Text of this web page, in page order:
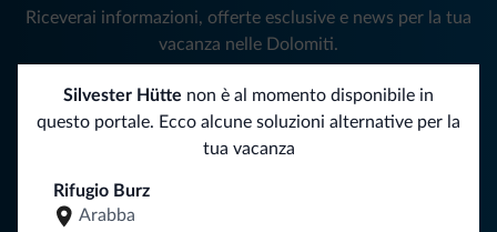
Silvester Hütte non è al momento disponibile in
questo portale. Ecco alcune soluzioni alternative per la
tua vacanza
Rifugio Burz
Arabba
Riceverai informazioni, offerte esclusive e news per la tua
vacanza nelle Dolomiti.